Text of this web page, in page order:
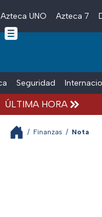
Skip to main content
Azteca UNO Azteca 7
Seguridad
ÚLTIMA HORA
/ Finanzas / Nota